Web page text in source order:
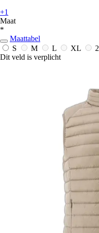
+1
Maat
*
Maattabel
S
M L XL
Dit veld is verplicht